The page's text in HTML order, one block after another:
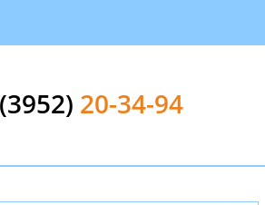
(3952) 20-34-94